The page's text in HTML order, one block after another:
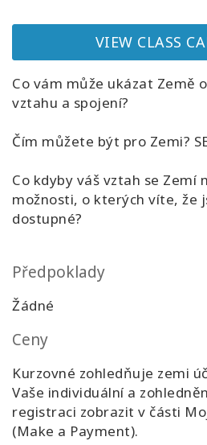
Novinky
CONTACT
VIEW CLASS
Co vám může ukázat Země
vztahu a spojení?
Čím můžete být pro Zemi?
Co kdyby váš vztah se Zemí
možnosti, o kterých víte, že
dostupné?
Předpoklady
Žádné
Ceny
Kurzovné zohledňuje zemi
Vaše individuální a
registraci zobrazit v části
(Make a Payment).